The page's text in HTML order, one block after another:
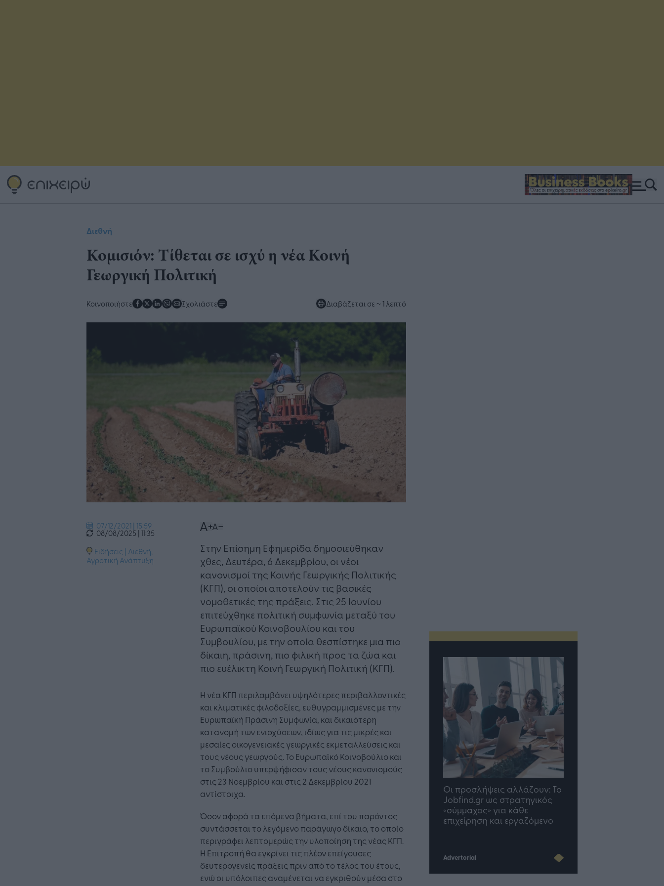
Διεθνή
Κομισιόν: Τίθεται σε ισχύ η νέα Κοινή
Γεωργική Πολιτική
Κοινοποιήστε Σχολιάστε Διαβάζεται σε ~ 1 λεπτό
07/12/2021 | 15:59
08/08/2025 | 11:35
Ειδήσεις | Διεθνή,
Αγροτική Ανάπτυξη
Στην Επίσημη Εφημερίδα δημοσιεύθηκαν
χθες, Δευτέρα, 6 Δεκεμβρίου, οι νέοι
κανονισμοί της Κοινής Γεωργικής Πολιτικής
(ΚΓΠ), οι οποίοι αποτελούν τις βασικές
νομοθετικές της πράξεις. Στις 25 Ιουνίου
επιτεύχθηκε πολιτική συμφωνία μεταξύ του
Ευρωπαϊκού Κοινοβουλίου και του
Συμβουλίου, με την οποία θεσπίστηκε μια πιο
δίκαιη, πράσινη, πιο φιλική προς τα ζώα και
πιο ευέλικτη Κοινή Γεωργική Πολιτική (ΚΓΠ).
Η νέα ΚΓΠ περιλαμβάνει υψηλότερες περιβαλλοντικές
και κλιματικές φιλοδοξίες, ευθυγραμμισμένες με την
Ευρωπαϊκή Πράσινη Συμφωνία, και δικαιότερη
κατανομή των ενισχύσεων, ιδίως για τις μικρές και
μεσαίες οικογενειακές γεωργικές εκμεταλλεύσεις και
τους νέους γεωργούς. Το Ευρωπαϊκό Κοινοβούλιο και
το Συμβούλιο υπερψήφισαν τους νέους κανονισμούς
στις 23 Νοεμβρίου και στις 2 Δεκεμβρίου 2021
αντίστοιχα.
Όσον αφορά τα επόμενα βήματα, επί του παρόντος
συντάσσεται το λεγόμενο παράγωγο δίκαιο, το οποίο
περιγράφει λεπτομερώς την υλοποίηση της νέας ΚΓΠ.
Η Επιτροπή θα εγκρίνει τις πλέον επείγουσες
δευτερογενείς πράξεις πριν από το τέλος του έτους,
ενώ οι υπόλοιπες αναμένεται να εγκριθούν μέσα στο
Η Τεχνητή Νοημοσύνη: το νέο
λειτουργικό σύστημα της
Οι προσλήψεις αλλάζουν: To
επιχείρηση και εργαζόμενο
TP Greece: Πώς
διαμορφώνεται το μέλλον
του Insurance στην εποχή
του AI
Advertorial